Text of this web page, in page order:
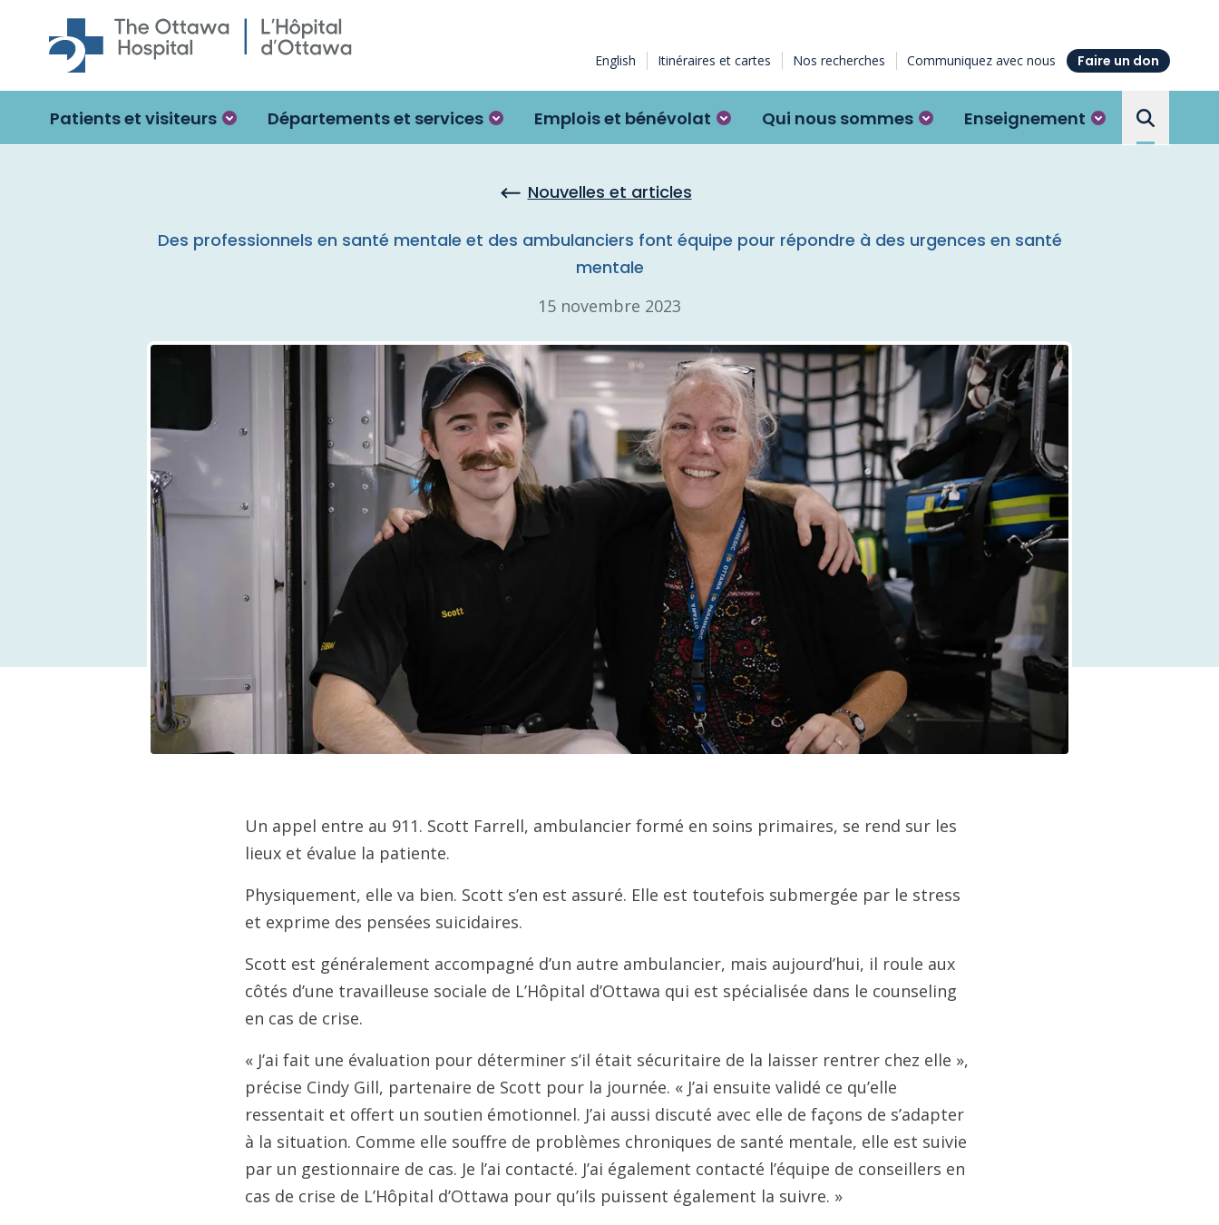
Skip to main content
English Itinéraires et cartes Nos recherches Communiquez avec nous Faire un don
Patients et visiteurs Départements et services Emplois et bénévolat Qui nous sommes Enseignement
Search
Nouvelles et articles
Des professionnels en santé mentale et des ambulanciers font équipe pour répondre à des urgences en santé
mentale
15 novembre 2023
Un appel entre au 911. Scott Farrell, ambulancier formé en soins primaires, se rend sur les
lieux et évalue la patiente.
Physiquement, elle va bien. Scott s’en est assuré. Elle est toutefois submergée par le stress
et exprime des pensées suicidaires.
Scott est généralement accompagné d’un autre ambulancier, mais aujourd’hui, il roule aux
côtés d’une travailleuse sociale de L’Hôpital d’Ottawa qui est spécialisée dans le counseling
en cas de crise.
« J’ai fait une évaluation pour déterminer s’il était sécuritaire de la laisser rentrer chez elle »,
précise Cindy Gill, partenaire de Scott pour la journée. « J’ai ensuite validé ce qu’elle
ressentait et offert un soutien émotionnel. J’ai aussi discuté avec elle de façons de s’adapter
à la situation. Comme elle souffre de problèmes chroniques de santé mentale, elle est suivie
par un gestionnaire de cas. Je l’ai contacté. J’ai également contacté l’équipe de conseillers en
cas de crise de L’Hôpital d’Ottawa pour qu’ils puissent également la suivre. »